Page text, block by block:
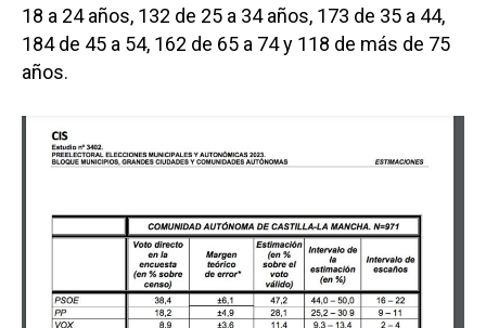
18 a 24 años, 132 de 25 a 34 años, 173 de 35 a 44,
184 de 45 a 54, 162 de 65 a 74 y 118 de más de 75
años.